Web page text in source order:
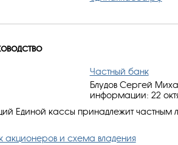
Частный банк
Блудов Сергей
информации: 22
Единой кассы принадлежит частным
акционеров и схема владения